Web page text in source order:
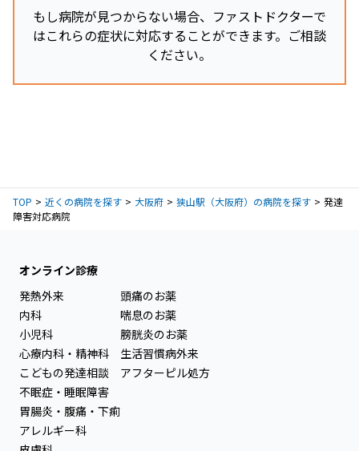
もし病院が見つからない場合、ファストドクターで
はこれらの症状に対応することができます。ご相談
ください。
TOP 近くの病院を探す 大阪府 狭山駅（大阪府）の病院を探す
発達
障害対応病院
オンライン診療
発熱外来
内科
小児科
心療内科・精神科
こどもの発達相談
不眠症・睡眠障害
胃腸炎・腹痛・下痢
アレルギー科
頭痛のお薬
喘息のお薬
膀胱炎のお薬
生活習慣病外来
アフターピル処方